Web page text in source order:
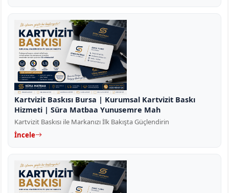
Kartvizit Baskısı Bursa | Kurumsal Kartvizit Baskı
Hizmeti | Süra Matbaa Yunusemre Mah
Kartvizit Baskısı ile Markanızı İlk Bakışta Güçlendirin
İncele